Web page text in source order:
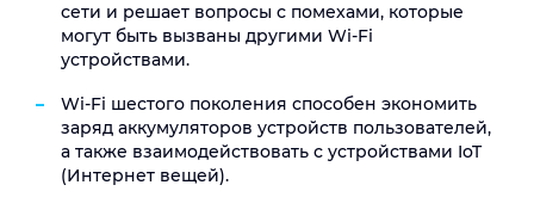
сети и решает вопросы с помехами, которые
могут быть вызваны другими Wi-Fi
устройствами.
Wi-Fi шестого поколения способен экономить
заряд аккумуляторов устройств пользователей,
а также взаимодействовать с устройствами IoT
(Интернет вещей).